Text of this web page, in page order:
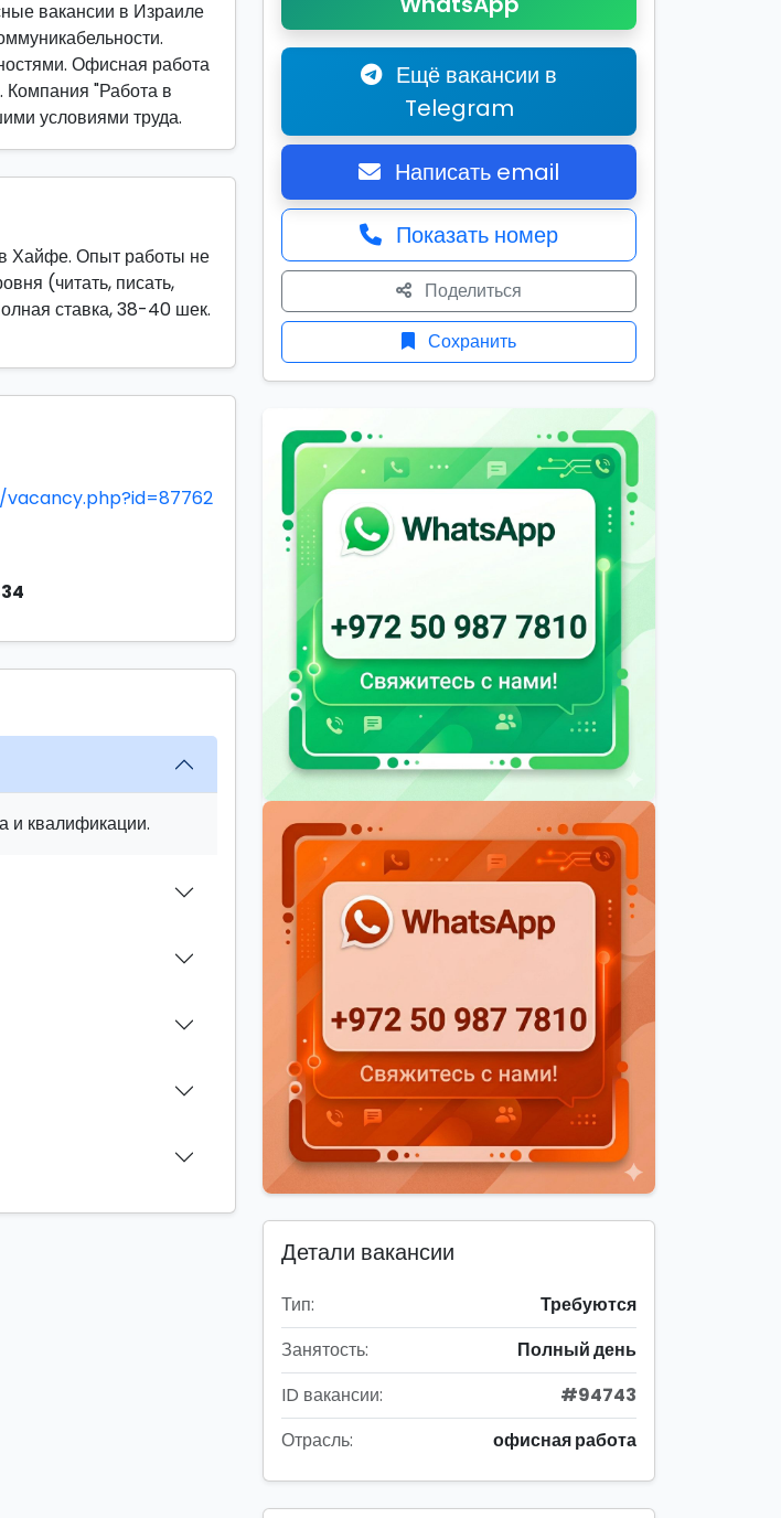
вакансии в Израиле
Офисная работа
Компания "Работа в
условиями труда.
Хайфе. Опыт работы не
(читать, писать,
ставка, 38-40 шек.
и квалификации.
Ещё вакансии в
Telegram
Написать email
Показать номер
Поделиться
Сохранить
Детали вакансии
Тип:
Требуются
Занятость:
Полный день
ID вакансии:
#94743
Отрасль:
офисная работа